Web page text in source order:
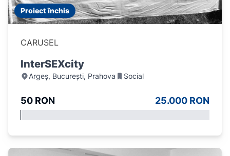
Proiect închis
CARUSEL
InterSEXcity
Argeș, București, Prahova Social
50 RON 25.000 RON